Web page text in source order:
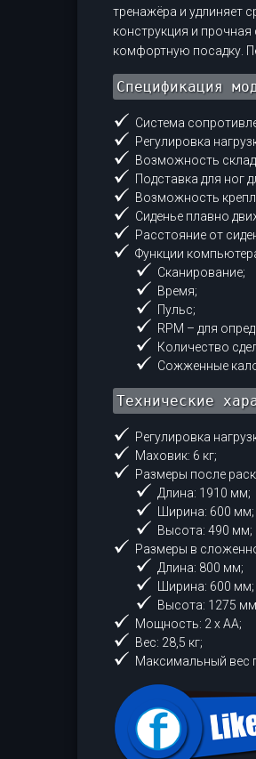
тренажёра и удлиняет
конструкция и
комфортную посадку.
Спецификация
Система
Регулировка
Возможность
Подставка для ног
Возможность
Сиденье плавно
Расстояние от
Функции
Сканирование;
Время;
Пульс;
RPM – для
Количество
Сожженные
Технические
Регулировка
Маховик: 6 кг;
Размеры после
Длина: 1910 мм;
Ширина: 600 мм;
Высота: 490 мм;
Размеры в
Длина: 800 мм;
Ширина: 600 мм;
Высота: 1275
Мощность: 2 х АА;
Вес: 28,5 кг;
Максимальный вес